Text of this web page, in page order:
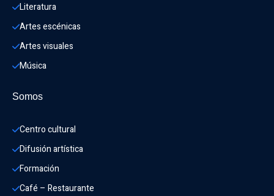
Literatura
Artes escénicas
Artes visuales
Música
Somos
Centro cultural
Difusión artística
Formación
Café – Restaurante